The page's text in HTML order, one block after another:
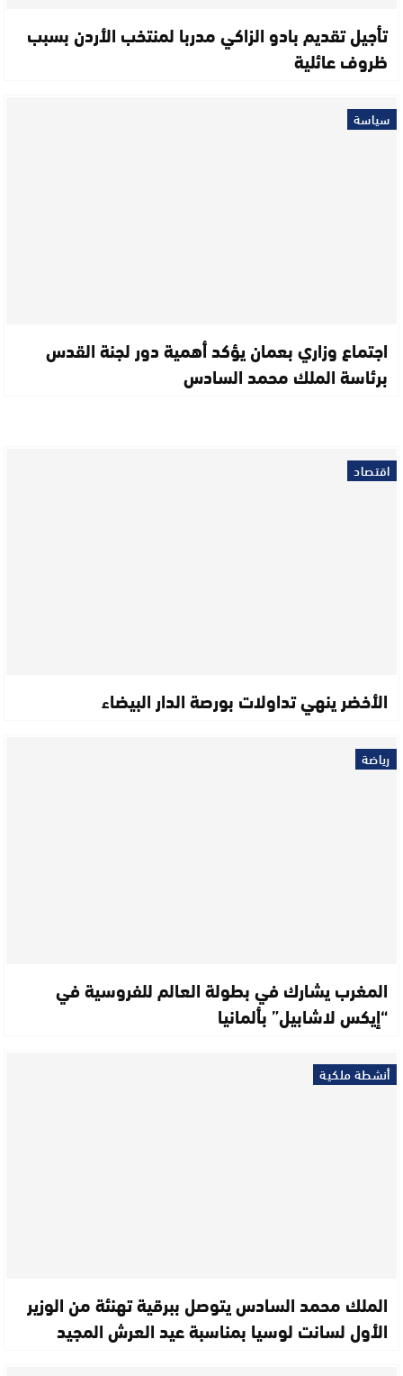
تأجيل تقديم بادو الزاكي مدربا لمنتخب الأردن بسبب
ظروف عائلية
سياسة
اجتماع وزاري بعمان يؤكد أهمية دور لجنة القدس
برئاسة الملك محمد السادس
اقتصاد
الأخضر ينهي تداولات بورصة الدار البيضاء
رياضة
المغرب يشارك في بطولة العالم للفروسية في
“إيكس لاشابيل” بألمانيا
أنشطة ملكية
الملك محمد السادس يتوصل ببرقية تهنئة من الوزير
الأول لسانت لوسيا بمناسبة عيد العرش المجيد